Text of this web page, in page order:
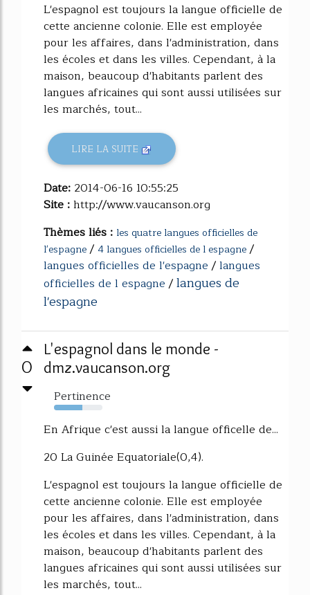
L'espagnol est toujours la langue officielle de
cette ancienne colonie. Elle est employée
pour les affaires, dans l'administration, dans
les écoles et dans les villes. Cependant, à la
maison, beaucoup d'habitants parlent des
langues africaines qui sont aussi utilisées sur
les marchés, tout...
LIRE LA SUITE
Date: 2014-06-16 10:55:25
Site :http://www.vaucanson.org
Thèmes liés : les quatre langues officielles de
l'espagne/ 4 langues officielles de l espagne/
langues officielles de l'espagne/langues
officielles de l espagne/langues de
l'espagne
0
L'espagnol dans le monde -
dmz.vaucanson.org
Pertinence
58%
En Afrique c'est aussi la langue officelle de...
20 La Guinée Equatoriale(0,4).
L'espagnol est toujours la langue officielle de
cette ancienne colonie. Elle est employée
pour les affaires, dans l'administration, dans
les écoles et dans les villes. Cependant, à la
maison, beaucoup d'habitants parlent des
langues africaines qui sont aussi utilisées sur
les marchés, tout...